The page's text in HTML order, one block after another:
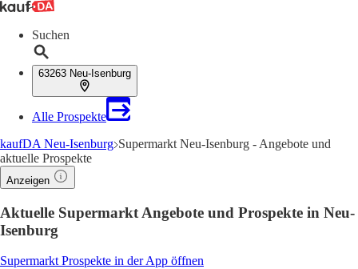
Suchen
63263 Neu-Isenburg
Alle Prospekte
kaufDA Neu-Isenburg Supermarkt Neu-Isenburg - Angebote und
aktuelle Prospekte
Anzeigen
Aktuelle Supermarkt Angebote und Prospekte in Neu-
Isenburg
Supermarkt Prospekte in der App öffnen